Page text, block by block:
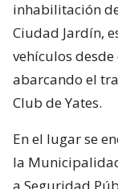
inhabilitación
Ciudad Jardín,
vehículos desde
abarcando el
Club de Yates.
En el lugar se
la